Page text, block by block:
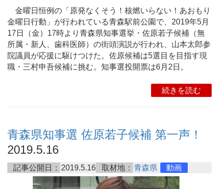
金曜日恒例の「原発なくそう！核燃いらない！あおもり
金曜日行動」が行われている青森駅前公園で、2019年5月
17日（金）17時より青森県知事選挙・佐原若子候補（無
所属・新人、歯科医師）の街頭演説が行われ、山本太郎参
院議員が応援に駆けつけた。佐原候補は5選目を目指す現
職・三村申吾候補に挑む。知事選投開票は6月2日。
続きを読む
青森県知事選 佐原若子候補 第一声！
2019.5.16
記事公開日： 2019.5.16 取材地： 青森県 動画